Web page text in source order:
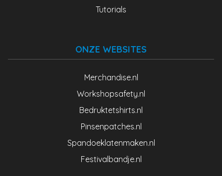
Tutorials
ONZE WEBSITES
Merchandise.nl
Workshopsafety.nl
Bedruktetshirts.nl
Pinsenpatches.nl
Spandoeklatenmaken.nl
Festivalbandje.nl